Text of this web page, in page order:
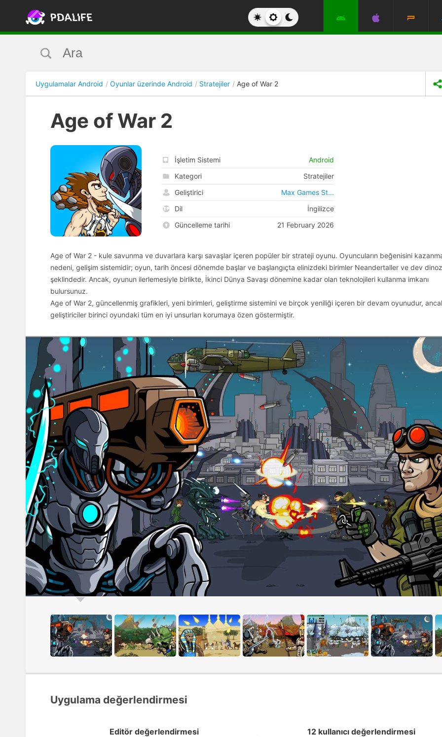
Uygulamalar Android Oyunlar üzerinde Android Stratejiler Age of War 2
Age of War 2
İşletim Sistemi
Android
Kategori
Stratejiler
Geliştirici
Max Games St...
Dil
İngilizce
Güncelleme tarihi
21 February 2026
Age of War 2 - kule savunma ve duvarlara karşı savaşlar içeren popüler bir strateji oyunu. Oyuncuların beğenisini
nedeni, gelişim sistemidir; oyun, tarih öncesi dönemde başlar ve başlangıçta elinizdeki birimler Neandertaller ve dev
şeklindedir. Ancak, oyunun ilerlemesiyle birlikte, İkinci Dünya Savaşı dönemine kadar olan teknolojileri kullanma imkanı
bulursunuz.
Age of War 2, güncellenmiş grafikleri, yeni birimleri, geliştirme sistemini ve birçok yeniliği içeren bir devam oyunudur,
geliştiriciler birinci oyundaki tüm en iyi unsurları korumaya özen göstermiştir.
Uygulama değerlendirmesi
Editör değerlendirmesi 12 kullanıcı değerlendirmesi